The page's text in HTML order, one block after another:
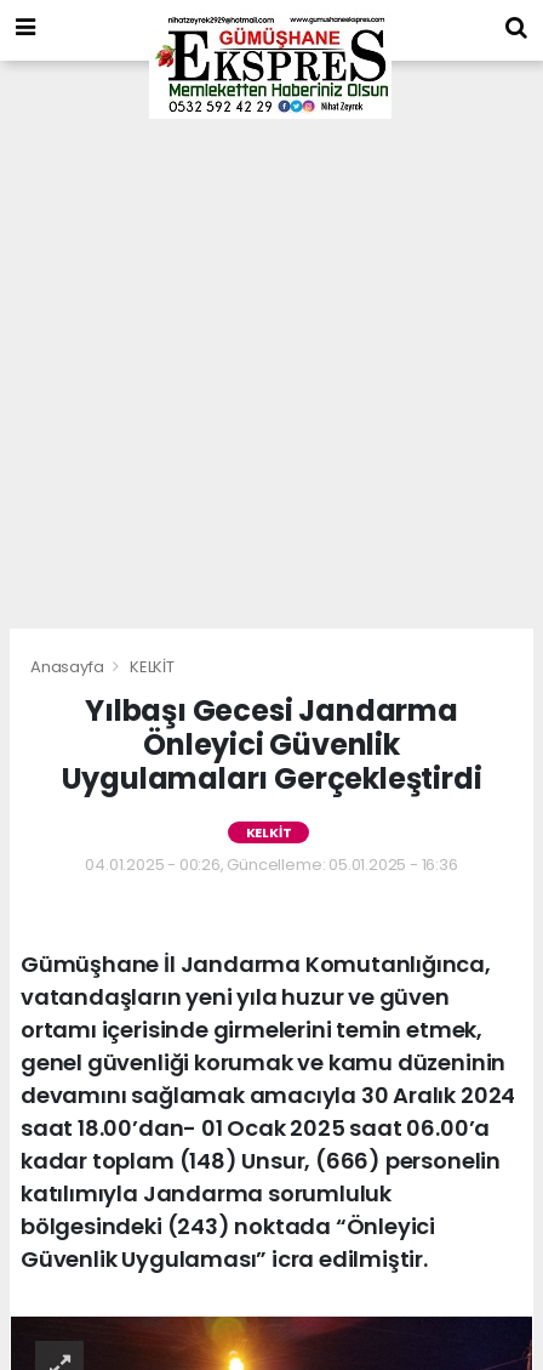
Anasayfa KELKİT
Yılbaşı Gecesi Jandarma
Önleyici Güvenlik
Uygulamaları Gerçekleştirdi
KELKİT
04.01.2025 - 00:26, Güncelleme: 05.01.2025 - 16:36
Gümüşhane İl Jandarma Komutanlığınca,
vatandaşların yeni yıla huzur ve güven
ortamı içerisinde girmelerini temin etmek,
genel güvenliği korumak ve kamu düzeninin
devamını sağlamak amacıyla 30 Aralık 2024
saat 18.00’dan- 01 Ocak 2025 saat 06.00’a
kadar toplam (148) Unsur, (666) personelin
katılımıyla Jandarma sorumluluk
bölgesindeki (243) noktada “Önleyici
Güvenlik Uygulaması” icra edilmiştir.